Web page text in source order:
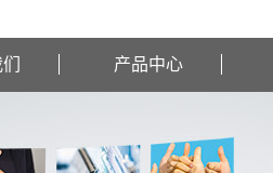
产品中心